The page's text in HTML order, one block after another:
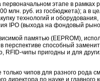
этапе в
руб. из госбюджета); а в
технологий и
IPO (выхода на фондовый
памятью (EEPROM),
способный
чипы пригодны и для
чипов для разного рода